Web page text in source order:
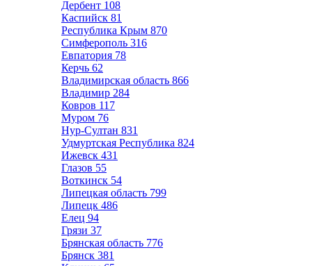
Дербент 108
Каспийск 81
Республика Крым 870
Симферополь 316
Евпатория 78
Керчь 62
Владимирская область 866
Владимир 284
Ковров 117
Муром 76
Нур-Султан 831
Удмуртская Республика 824
Ижевск 431
Глазов 55
Воткинск 54
Липецкая область 799
Липецк 486
Елец 94
Грязи 37
Брянская область 776
Брянск 381